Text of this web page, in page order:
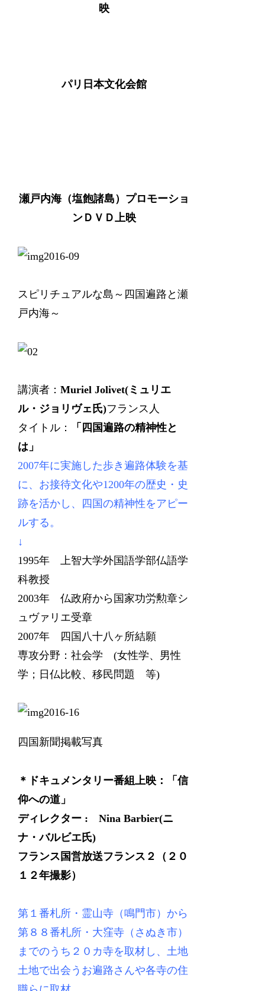
映
パリ日本文化会館
瀬戸内海（塩飽諸島）プロモーショ
ンＤＶＤ上映
スピリチュアルな島～四国遍路と瀬
戸内海～
講演者：Muriel Jolivet(ミュリエ
ル・ジョリヴェ氏)フランス人
タイトル：
「四国遍路の精神性と
は」
2007年に実施した歩き遍路体験を基
に、お接待文化や1200年の歴史・史
跡を活かし、四国の精神性をアピー
ルする。
↓
1995年 上智大学外国語学部仏語学
科教授
2003年 仏政府から国家功労勲章シ
ュヴァリエ受章
2007年 四国八十八ヶ所結願
専攻分野：社会学 (女性学、男性
学；日仏比較、移民問題 等)
四国新聞掲載写真
＊ドキュメンタリー番組上映：「信
仰への道」
ディレクター : Nina Barbier(ニ
ナ・バルビエ氏)
フランス国営放送フランス２（２０
１２年撮影）
第１番札所・霊山寺（鳴門市）から
第８８番札所・大窪寺（さぬき市）
までのうち２０カ寺を取材し、土地
土地で出会うお遍路さんや各寺の住